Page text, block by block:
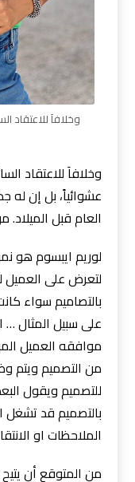
وخلافاَ للاعتقاد
وخلافاَ للاعتقاد
عشوائياً، بل إن له
العام قبل
لوريم ايبسوم هو
لتعرض على
بالتصاميم سواء
على سبيل المثال …
موافقه العميل
من التصميم ويتم
للتصميم ويقول
بالتصميم قد
الملاحظات او
من المتوقع أن